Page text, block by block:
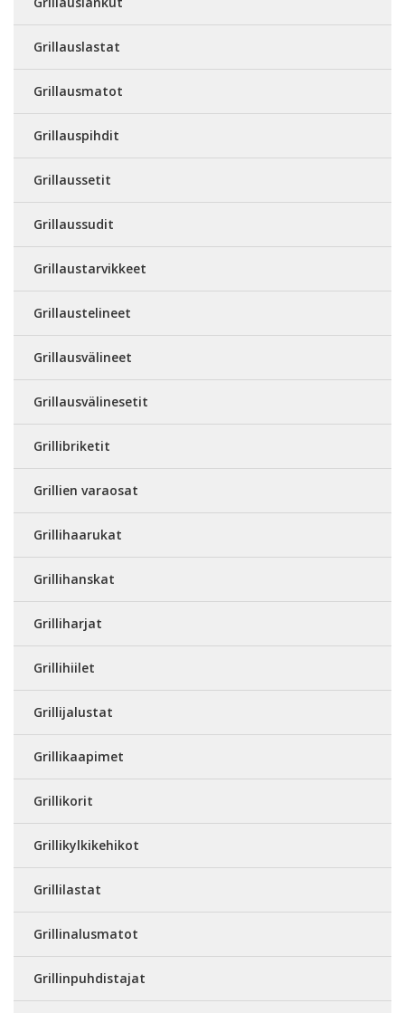
Grillauslastat
Grillausmatot
Grillauspihdit
Grillaussetit
Grillaussudit
Grillaustarvikkeet
Grillaustelineet
Grillausvälineet
Grillausvälinesetit
Grillibriketit
Grillien varaosat
Grillihaarukat
Grillihanskat
Grilliharjat
Grillihiilet
Grillijalustat
Grillikaapimet
Grillikorit
Grillikylkikehikot
Grillilastat
Grillinalusmatot
Grillinpuhdistajat